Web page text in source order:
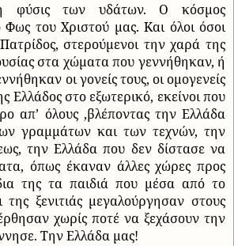
φύσις των υδάτων. Ο κόσμος
του Χριστού μας. Και όλοι όσοι
στερούμενοι την χαρά της
στα χώματα που γεννήθηκαν, ή
οι γονείς τους, οι ομογενείς
Ελλάδος στο εξωτερικό, εκείνοι που
απ’ όλους ,βλέποντας την Ελλάδα
γραμμάτων και των τεχνών, την
την Ελλάδα που δεν δίστασε να
όπως έκαναν άλλες χώρες προς
της τα παιδιά που μέσα από το
ξενιτιάς μεγαλούργησαν στους
χωρίς ποτέ να ξεχάσουν την
Την Ελλάδα μας!